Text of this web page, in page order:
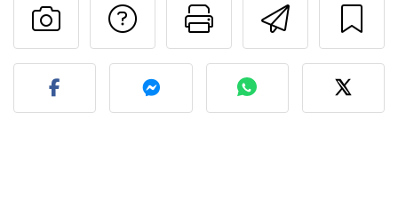
Invia
Stampa la
Contatta l'autore
Pubblica la foto di